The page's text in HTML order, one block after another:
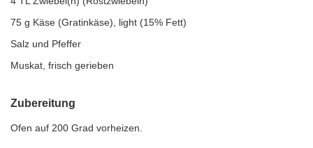
75 g Käse (Gratinkäse), light (15% Fett)
Salz und Pfeffer
Muskat, frisch gerieben
Zubereitung
Ofen auf 200 Grad vorheizen.